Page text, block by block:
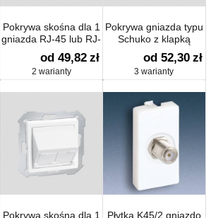
Pokrywa skośna dla 1
gniazda RJ-45 lub RJ-
11/12
od 49,82 zł
2 warianty
Pokrywa gniazda typu
Schuko z klapką
od 52,30 zł
3 warianty
Pokrywa skośna dla 1
Płytka K45/2 gniazdo